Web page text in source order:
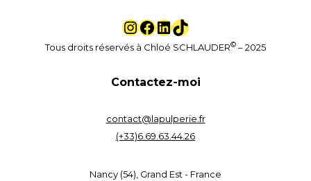
Tous droits réservés à Chloé SCHLAUDER© – 2025
Contactez-moi
contact@lapulperie.fr
(+33)6.69.63.44.26
Nancy (54), Grand Est - France